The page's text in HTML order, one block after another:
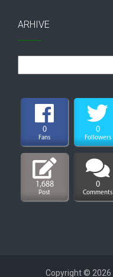
ARHIVE
0
Fans
0
Followers
1,688
Post
0
Comments
Copyright © 2026